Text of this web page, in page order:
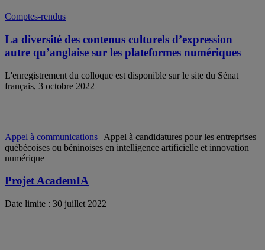
Comptes-rendus
La diversité des contenus culturels d’expression
autre qu’anglaise sur les plateformes numériques
L'enregistrement du colloque est disponible sur le site du Sénat
français, 3 octobre 2022
Appel à communications | Appel à candidatures pour les entreprises
québécoises ou béninoises en intelligence artificielle et innovation
numérique
Projet AcademIA
Date limite : 30 juillet 2022